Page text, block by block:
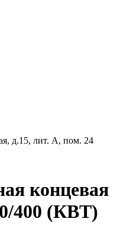
д.15, лит. А, пом. 24
концевая
400 (КВТ)